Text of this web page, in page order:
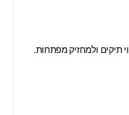
תיקים ולמחזיק מפתחות.